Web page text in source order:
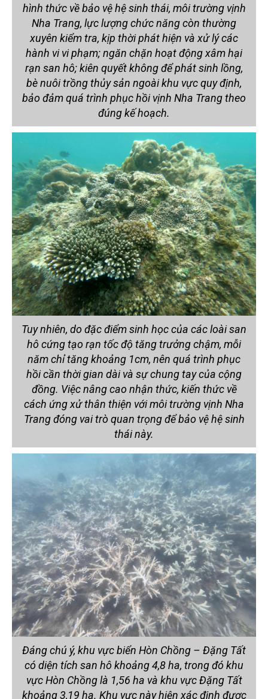
hình thức về bảo vệ hệ sinh thái, môi trường vịnh
Nha Trang, lực lượng chức năng còn thường
xuyên kiểm tra, kịp thời phát hiện và xử lý các
hành vi vi phạm; ngăn chặn hoạt động xâm hại
rạn san hô; kiên quyết không để phát sinh lồng,
bè nuôi trồng thủy sản ngoài khu vực quy định,
bảo đảm quá trình phục hồi vịnh Nha Trang theo
đúng kế hoạch.
Tuy nhiên, do đặc điểm sinh học của các loài san
hô cứng tạo rạn tốc độ tăng trưởng chậm, mỗi
năm chỉ tăng khoảng 1cm, nên quá trình phục
hồi cần thời gian dài và sự chung tay của cộng
đồng. Việc nâng cao nhận thức, kiến thức về
cách ứng xử thân thiện với môi trường vịnh Nha
Trang đóng vai trò quan trọng để bảo vệ hệ sinh
thái này.
Đáng chú ý, khu vực biển Hòn Chồng – Đặng Tất
có diện tích san hô khoảng 4,8 ha, trong đó khu
vực Hòn Chồng là 1,56 ha và khu vực Đặng Tất
khoảng 3,19 ha. Khu vực này hiện xác định được